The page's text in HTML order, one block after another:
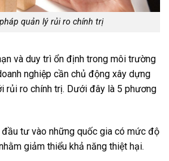
quản lý rủi ro chính trị
và duy trì ổn định trong môi trường
nghiệp cần chủ động xây dựng
rủi ro chính trị. Dưới đây là 5 phương
đầu tư vào những quốc gia có mức độ
giảm thiểu khả năng thiệt hại.